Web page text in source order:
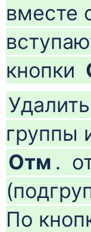
механизма
вместе
кнопки
группы
Отм .
По